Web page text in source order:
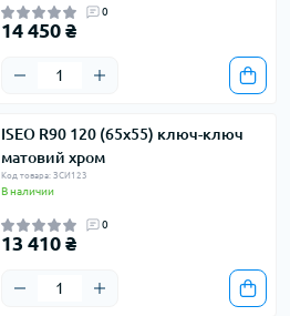
0
14 450 ₴
ISEO R90 120 (65х55) ключ-ключ
матовий хром
Код товара: ЗСИ123
В наличии
0
13 410 ₴